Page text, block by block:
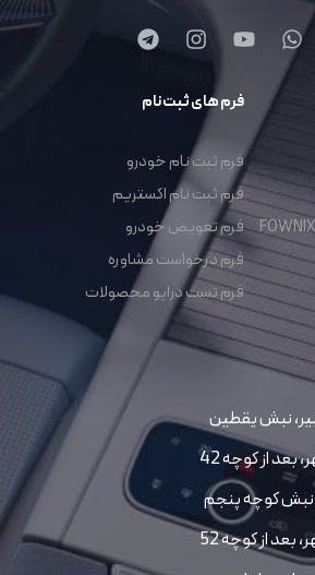
فرم های ثبت نام
فرم ثبت نام خودرو
فرم ثبت نام اکستریم
فرم تعویض خودرو
فرم درخواست مشاوره
فرم تست درایو محصولات
نبش یقطین